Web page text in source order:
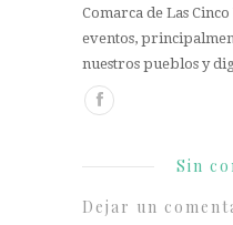
Comarca de Las
eventos,
nuestros pueblos y
Sin
Dejar un